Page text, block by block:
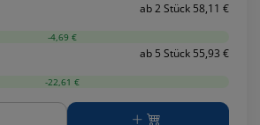
ab 2 Stück 58,11 €
-4,69 €
ab 5 Stück 55,93 €
-22,61 €